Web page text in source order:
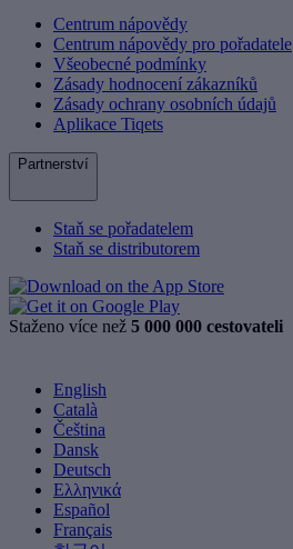
Centrum nápovědy
Centrum nápovědy pro pořadatele
Všeobecné podmínky
Zásady hodnocení zákazníků
Zásady ochrany osobních údajů
Aplikace Tiqets
Partnerství
Staň se pořadatelem
Staň se distributorem
Staženo více než 5 000 000 cestovateli
English
Català
Čeština
Dansk
Deutsch
Ελληνικά
Español
Français